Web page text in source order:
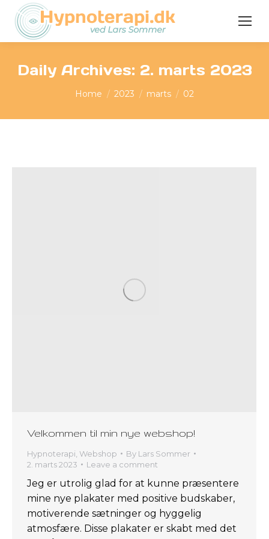
Daily Archives: 2. marts 2023
You are here:
Home 2023 marts 02
Velkommen til min nye webshop!
Hypnoterapi Webshop By Lars Sommer
2. marts 2023
Leave a comment
Jeg er utrolig glad for at kunne præsentere
mine nye plakater med positive budskaber,
motiverende sætninger og hyggelig
atmosfære. Disse plakater er skabt med det